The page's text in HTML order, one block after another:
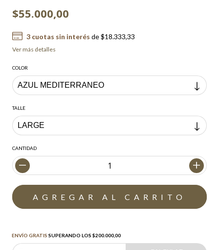
$55.000,00
3cuotas sin interés de$18.333,33
Ver más detalles
COLOR
TALLE
CANTIDAD
ENVÍO GRATIS SUPERANDO LOS $200.000,00